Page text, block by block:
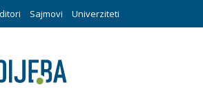
Sajmovi Univerziteti